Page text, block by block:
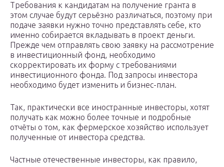
Требования к кандидатам на получение гранта в
этом случае будут серьёзно различаться, поэтому при
подаче заявки нужно точно представлять себе, кто
именно собирается вкладывать в проект деньги.
Прежде чем отправлять свою заявку на рассмотрение
в инвестиционный фонд, необходимо
скорректировать их форму с требованиями
инвестиционного фонда. Под запросы инвестора
необходимо будет изменить и бизнес-план.
Так, практически все иностранные инвесторы, хотят
получать как можно более точные и подробные
отчёты о том, как фермерское хозяйство использует
полученные от инвестора средства.
Частные отечественные инвесторы, как правило,